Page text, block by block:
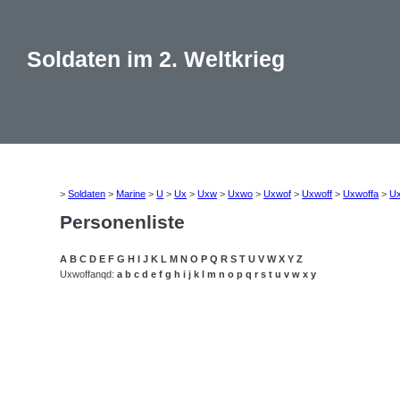
Soldaten im 2. Weltkrieg
>Soldaten >Marine >U >Ux >Uxw >Uxwo >Uxwof >Uxwoff >Uxwoffa >
Personenliste
A B C D E F G H I J K L M N O P Q R S T U V W X Y Z
Uxwoffanqd:a b c d e f g h i j k l m n o p q r s t u v w x y